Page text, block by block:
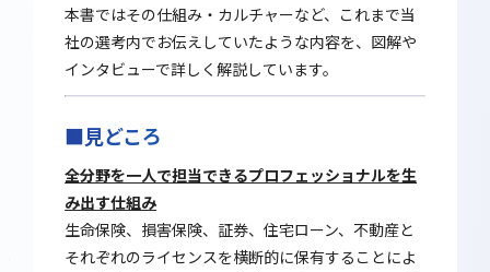
本書ではその仕組み・カルチャーなど、これまで当
社の選考内でお伝えしていたような内容を、図解や
インタビューで詳しく解説しています。
■見どころ
全分野を一人で担当できるプロフェッショナルを生
み出す仕組み
生命保険、損害保険、証券、住宅ローン、不動産と
それぞれのライセンスを横断的に保有することによ